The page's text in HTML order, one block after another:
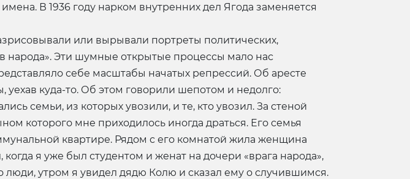
В 1936 году нарком внутренних дел Ягода заменяется
или вырывали портреты политических,
народа». Эти шумные открытые процессы мало нас
себе масштабы начатых репрессий. Об аресте
куда-то. Об этом говорили шепотом и недолго:
семьи, из которых увозили, и те, кто увозил. За стеной
которого мне приходилось иногда драться. Его семья
квартире. Рядом с его комнатой жила женщина
я уже был студентом и женат на дочери «врага народа»,
утром я увидел дядю Колю и сказал ему о случившимся.